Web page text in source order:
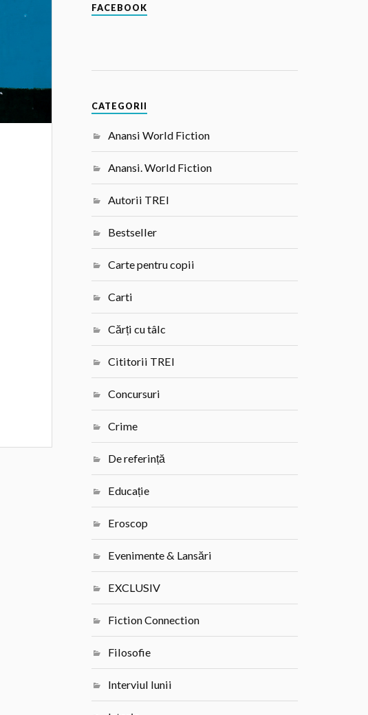
FACEBOOK
CATEGORII
Anansi World Fiction
Anansi. World Fiction
Autorii TREI
Bestseller
Carte pentru copii
Carti
Cărți cu tâlc
Cititorii TREI
Concursuri
Crime
De referință
Educație
Eroscop
Evenimente & Lansări
EXCLUSIV
Fiction Connection
Filosofie
Interviul lunii